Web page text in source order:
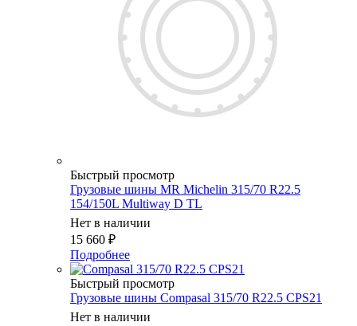
Быстрый просмотр
Грузовые шины MR Michelin 315/70 R22.5
154/150L Multiway D TL
Нет в наличии
15 660 ₽
Подробнее
Быстрый просмотр
Грузовые шины Compasal 315/70 R22.5 CPS21
Нет в наличии